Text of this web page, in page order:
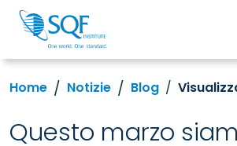
Home Notizie Blog
Questo marzo